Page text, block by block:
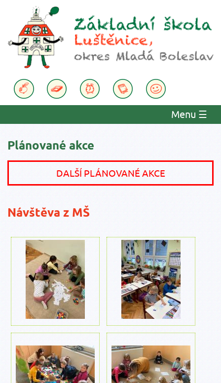
Menu ☰
Plánované akce
DALŠÍ PLÁNOVANÉ AKCE
Návštěva z MŠ